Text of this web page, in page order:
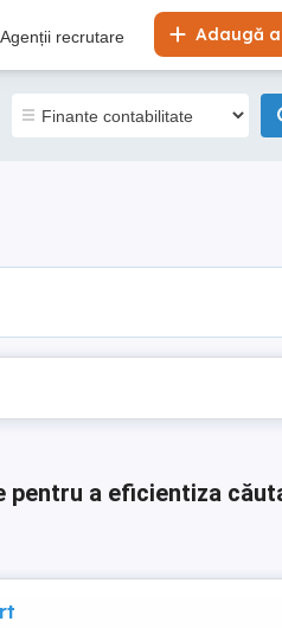
Adaugă
Agenții recrutare
a eficientiza